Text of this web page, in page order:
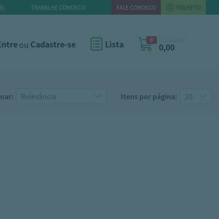
TRABALHE CONOSCO FALE CONOSCO FOLHETO
ou Cadastre-se Lista 0
0,00
Itens por página: